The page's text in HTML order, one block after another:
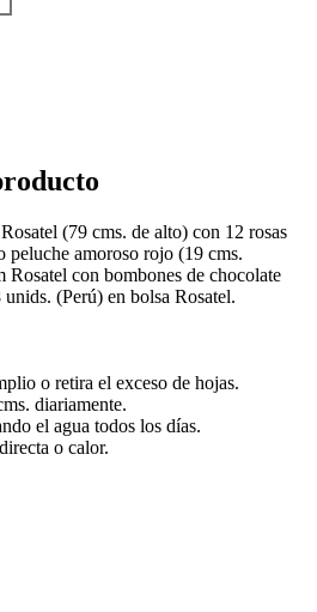
(79 cms. de alto) con 12 rosas
peluche amoroso rojo (19 cms.
Rosatel con bombones de chocolate
(Perú) en bolsa Rosatel.
o retira el exceso de hojas.
diariamente.
el agua todos los días.
o calor.